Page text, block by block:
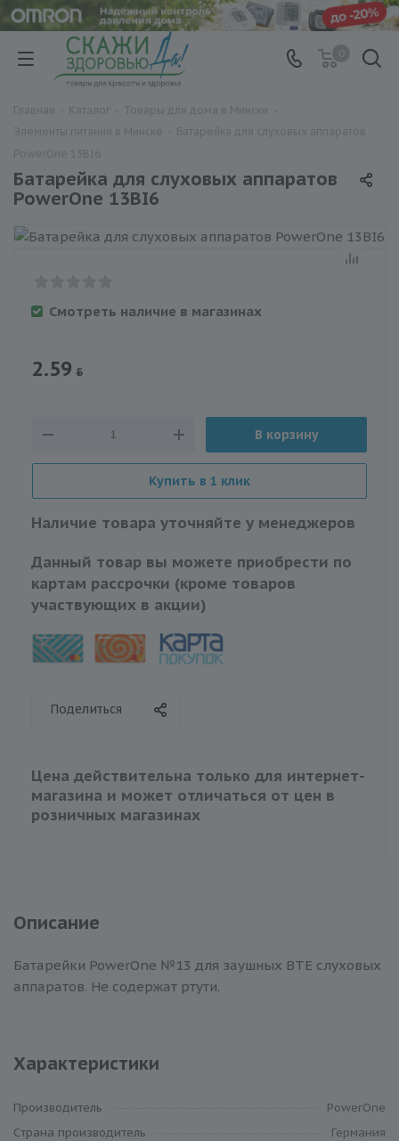
Батарейка для слуховых аппаратов
PowerOne 13BI6
Смотреть наличие в магазинах
2.59
В корзину
Купить в 1 клик
Наличие товара уточняйте у менеджеров
Данный товар вы можете приобрести по
картам рассрочки (кроме товаров
участвующих в акции)
Поделиться
Цена действительна только для интернет-
магазина и может отличаться от цен в
розничных магазинах
Описание
Батарейки PowerOne №13 для заушных BTE слуховых
аппаратов. Не содержат ртути.
Характеристики
Производитель
PowerOne
Cтрана производитель
Германия